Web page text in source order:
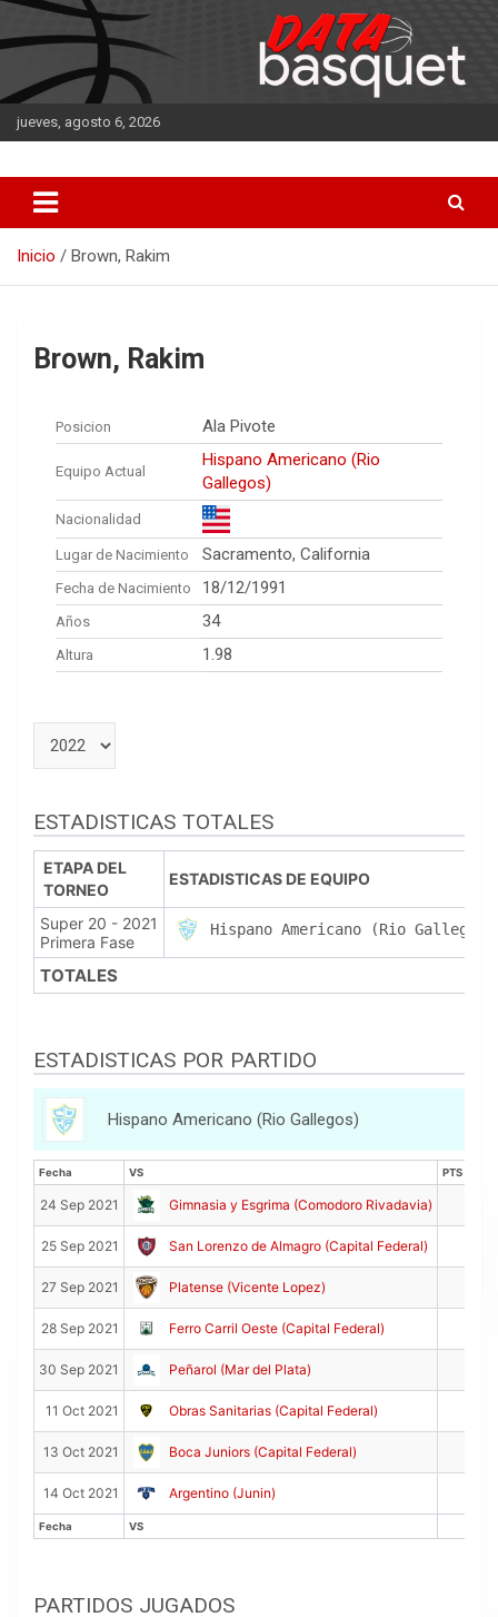
Saltar
al
contenido
jueves, agosto 6, 2026
DATA Basquet
Inicio Brown, Rakim
Brown, Rakim
Posicion Ala Pivote
Equipo Actual
Hispano Americano (Rio
Gallegos)
Nacionalidad
Lugar de Nacimiento Sacramento, California
Fecha de Nacimiento 18/12/1991
Años 34
Altura 1.98
ESTADISTICAS TOTALES
ETAPA DEL
TORNEO
ESTADISTICAS DE EQUIPO
Super 20 - 2021
Primera Fase
Hispano Americano (Rio Gallegos)
TOTALES
ESTADISTICAS POR PARTIDO
Hispano Americano (Rio Gallegos)
Fecha VS PTS
VS
Fecha VS
24 Sep 2021 Gimnasia y Esgrima (Comodoro Rivadavia)
25 Sep 2021 San Lorenzo de Almagro (Capital Federal)
27 Sep 2021 Platense (Vicente Lopez)
28 Sep 2021 Ferro Carril Oeste (Capital Federal)
30 Sep 2021 Peñarol (Mar del Plata)
11 Oct 2021 Obras Sanitarias (Capital Federal)
13 Oct 2021 Boca Juniors (Capital Federal)
14 Oct 2021 Argentino (Junin)
Fecha VS
PARTIDOS JUGADOS